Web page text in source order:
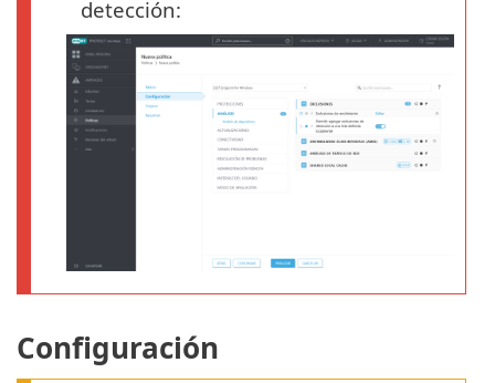
detección:
Configuración